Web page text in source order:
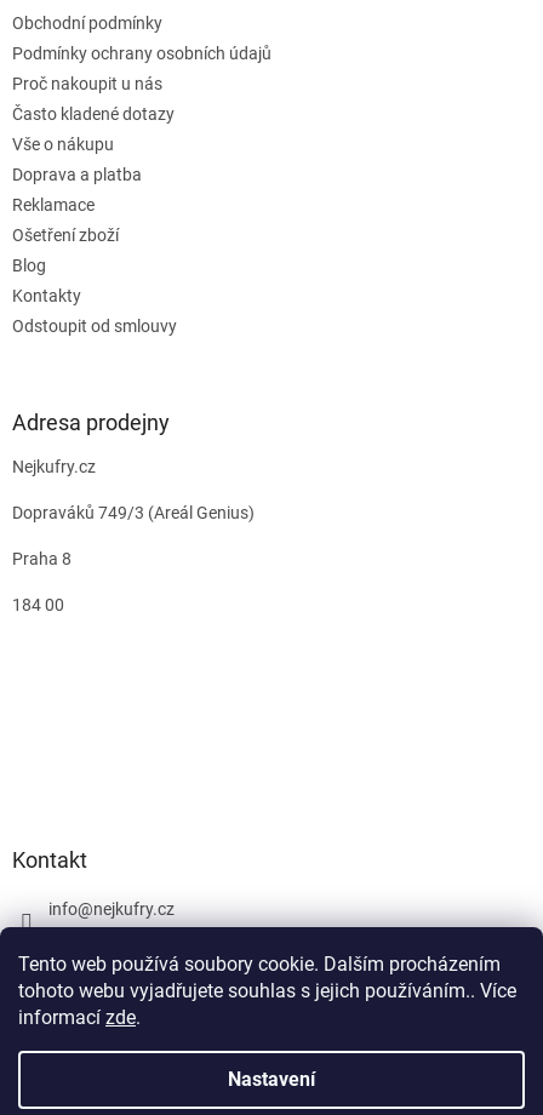
Tento web používá soubory cookie. Dalším procházením
tohoto webu vyjadřujete souhlas s jejich používáním.. Více
informací zde.
Nastavení
Obchodní podmínky
Podmínky ochrany osobních údajů
Proč nakoupit u nás
Často kladené dotazy
Vše o nákupu
Doprava a platba
Reklamace
Ošetření zboží
Blog
Kontakty
Odstoupit od smlouvy
Adresa prodejny
Nejkufry.cz
Dopraváků 749/3 (Areál Genius)
Praha 8
184 00
Kontakt
info@nejkufry.cz
Facebook
Vytvořil Shoptet Premium